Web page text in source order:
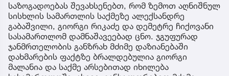
საზოგადოებას შევახსენებთ, რომ ზემოთ აღნიშნულ
სისხლის სამართლის საქმეზე ალექსანდრე
გაბაშვილი, გიორგი რიკაძე და დემეტრე ჩიქოვანი
სასამართლომ დამნაშავეებად ცნო. ჯგუფურად
ჯანმრთელობის განზრახ მძიმე დაზიანებაში
დახმარების ფაქტზე ბრალდებულია გიორგი
მალანია და საქმე არსებითად იხილება